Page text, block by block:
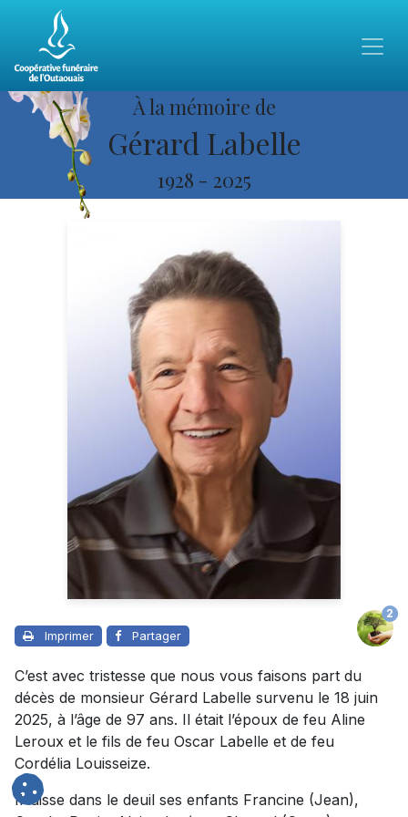
À la mémoire de
Gérard Labelle
1928 - 2025
Imprimer Partager
2
C’est avec tristesse que nous vous faisons part du
décès de monsieur Gérard Labelle survenu le 18 juin
2025, à l’âge de 97 ans. Il était l’époux de feu Aline
Leroux et le fils de feu Oscar Labelle et de feu
Cordélia Louisseize.
Il laisse dans le deuil ses enfants Francine (Jean),